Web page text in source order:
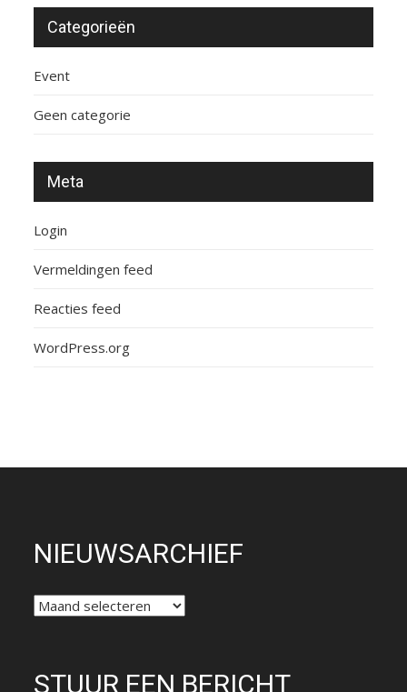
Categorieën
Event
Geen categorie
Meta
Login
Vermeldingen feed
Reacties feed
WordPress.org
NIEUWSARCHIEF
NIEUWSARCHIEF
STUUR EEN BERICHT